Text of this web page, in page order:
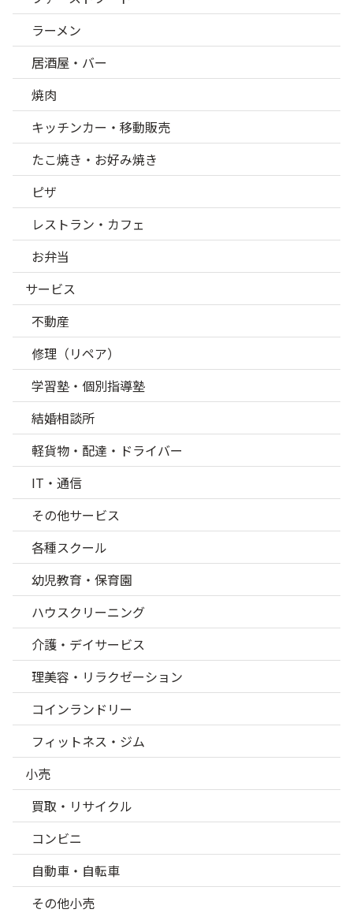
ラーメン
居酒屋・バー
焼肉
キッチンカー・移動販売
たこ焼き・お好み焼き
ピザ
レストラン・カフェ
お弁当
サービス
不動産
修理（リペア）
学習塾・個別指導塾
結婚相談所
軽貨物・配達・ドライバー
IT・通信
その他サービス
各種スクール
幼児教育・保育園
ハウスクリーニング
介護・デイサービス
理美容・リラクゼーション
コインランドリー
フィットネス・ジム
小売
買取・リサイクル
コンビニ
自動車・自転車
その他小売